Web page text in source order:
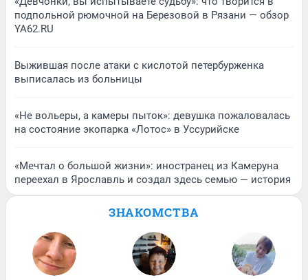
подпольной рюмочной на Березовой в Рязани — обзор
YA62.RU
Выжившая после атаки с кислотой петербурженка
выписалась из больницы
«Не вольеры, а камеры пыток»: девушка пожаловалась
на состояние экопарка «Лотос» в Уссурийске
«Мечтал о большой жизни»: иностранец из Камеруна
переехал в Ярославль и создал здесь семью — история
ЗНАКОМСТВА